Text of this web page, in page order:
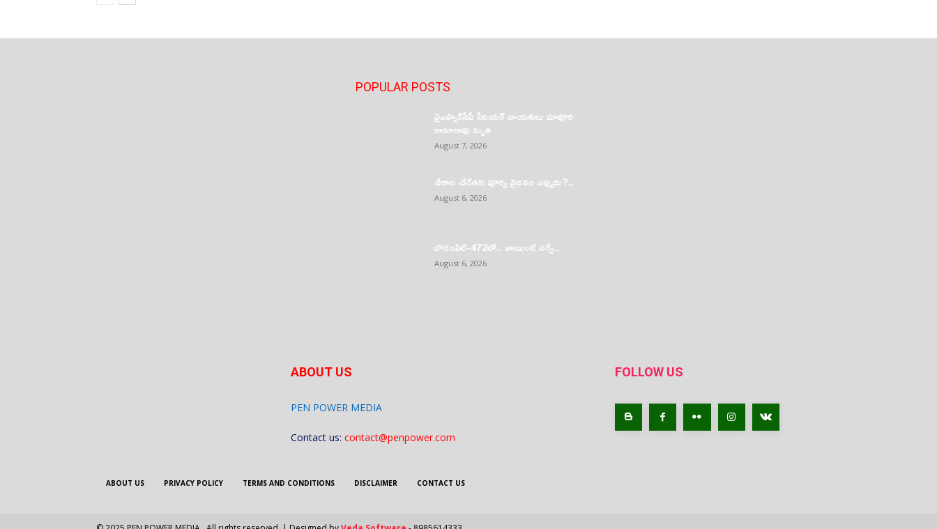
POPULAR POSTS
వైఎస్సార్‌సీపీ సీనియర్ నాయకులు మావూరి
రామారావు మృతి
August 7, 2026
చీరాల చేనేతకు పూర్వ వైభవం ఎప్పుడు?..
August 6, 2026
బౌరంపేట్-472లో.. జాయింట్ సర్వే..
August 6, 2026
ABOUT US
PEN POWER MEDIA
Contact us: contact@penpower.com
FOLLOW US
ABOUT US PRIVACY POLICY TERMS AND CONDITIONS DISCLAIMER CONTACT US